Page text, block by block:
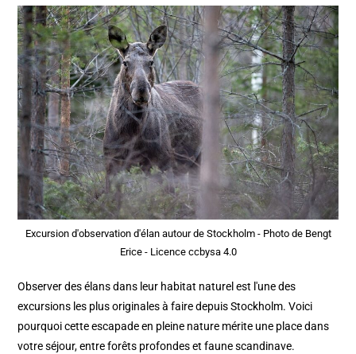
Excursion d'observation d'élan autour de Stockholm - Photo de Bengt
Erice - Licence ccbysa 4.0
Observer des élans dans leur habitat naturel est l'une des
excursions les plus originales à faire depuis Stockholm. Voici
pourquoi cette escapade en pleine nature mérite une place dans
votre séjour, entre forêts profondes et faune scandinave.